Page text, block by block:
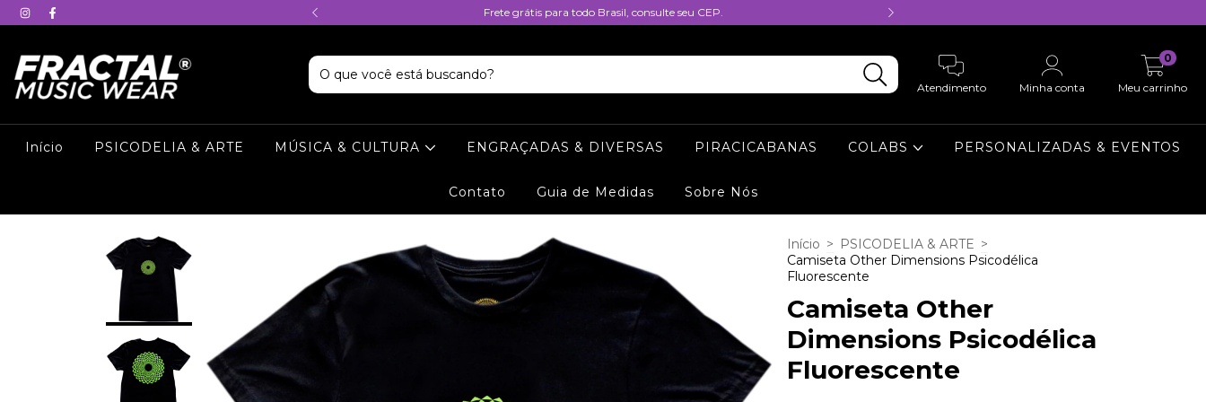
de desconto no PIX Frete grátis para todo Brasil, consulte seu CEP.
Atendimento Minha conta Meu carrinho
0
Início PSICODELIA & ARTE MÚSICA & CULTURA ENGRAÇADAS & DIVERSAS PIRACICABANAS COLABS PERSONALIZADAS & EVENTOS
Contato Guia de Medidas Sobre Nós
Início > PSICODELIA & ARTE >
Camiseta Other Dimensions Psicodélica
Fluorescente
Camiseta Other
Dimensions Psicodélica
Fluorescente